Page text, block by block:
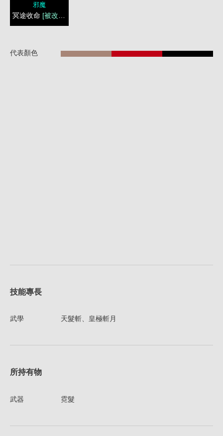
邪魔
冥途收命 [被改造]
代表顏色
技能專長
武學 天髮斬、皇極斬月
所持有物
武器 霓髮